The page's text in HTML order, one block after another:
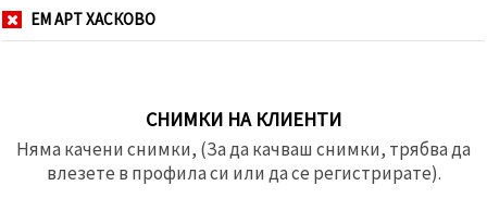
ЕМ АРТ ХАСКОВО
СНИМКИ НА КЛИЕНТИ
Няма качени снимки, (За да качваш снимки, трябва да
влезете в профила си или да се регистрирате).